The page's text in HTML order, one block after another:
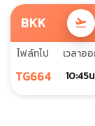
BKK flight_takeoff
ไฟล์ทไป
TG664
เวลาอ
10:45